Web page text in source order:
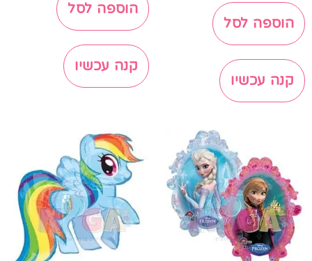
הוספה לסל
קנה עכשיו
הוספה לסל
קנה עכשיו